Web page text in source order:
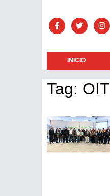
INICIO
Tag: OIT